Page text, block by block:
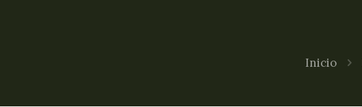
Inicio